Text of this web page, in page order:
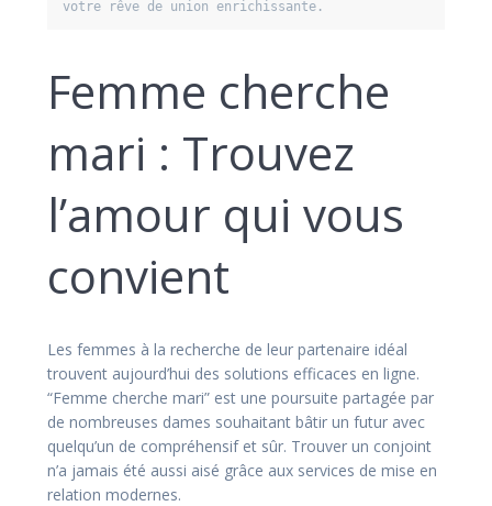
Femme cherche
mari : Trouvez
l’amour qui vous
convient
Les femmes à la recherche de leur partenaire idéal
trouvent aujourd’hui des solutions efficaces en ligne.
“Femme cherche mari” est une poursuite partagée par
de nombreuses dames souhaitant bâtir un futur avec
quelqu’un de compréhensif et sûr. Trouver un conjoint
n’a jamais été aussi aisé grâce aux services de mise en
relation modernes.